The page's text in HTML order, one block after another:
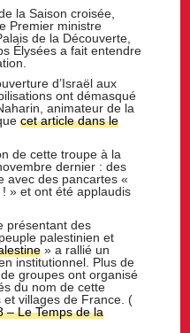
la Saison croisée,
Premier ministre
de la Découverte,
Élysées a fait entendre
d’Israël aux
ont démasqué
animateur de la
cet article dans le
de cette troupe à la
dernier : des
avec des pancartes «
» et ont été applaudis
présentant des
palestinien et
» a rallié un
institutionnel. Plus de
groupes ont organisé
du nom de cette
villages de France. (
– Le Temps de la